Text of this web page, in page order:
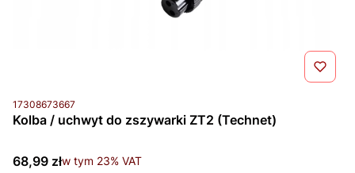
Kod produktu
17308673667
Kolba / uchwyt do zszywarki ZT2 (Technet)
Cena brutto
68,99 złw tym %s VAT
w tym 23% VAT